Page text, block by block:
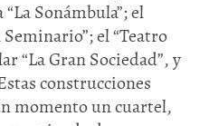
Sonámbula”; el
el “Teatro
“La Gran Sociedad”, y
construcciones
momento un cuartel,